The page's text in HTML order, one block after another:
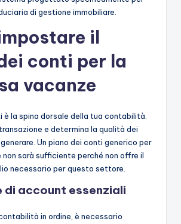
di gestione immobiliare.
il
conti per la
vacanze
è la spina dorsale della tua contabilità.
e determina la qualità dei
Un piano dei conti generico per
sarà sufficiente perché non offre il
necessario per questo settore.
di account essenziali
in ordine, è necessario